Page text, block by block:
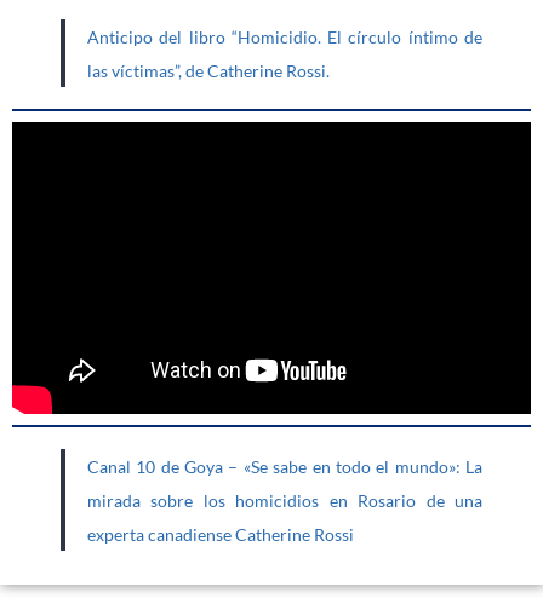
Anticipo del libro “Homicidio. El círculo íntimo de
las víctimas”, de Catherine Rossi.
Canal 10 de Goya – «Se sabe en todo el mundo»: La
mirada sobre los homicidios en Rosario de una
experta canadiense Catherine Rossi